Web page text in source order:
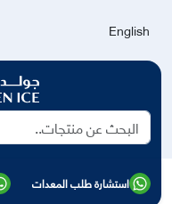
English
استشارة طلب المعدات